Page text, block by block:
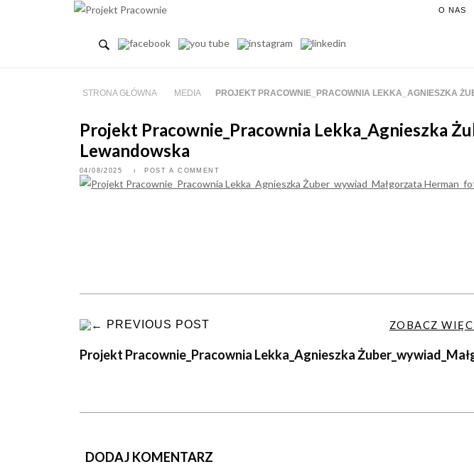
O NAS
STRONA GŁÓWNA MEDIA PROJEKT PRACOWNIE_PRACOWNIA LEKKA_AGNIESZKA
Projekt Pracownie_Pracownia Lekka_Agnieszka
Lewandowska
04/08/2025 POST A COMMENT
ZOBACZ
PREVIOUS POST
Projekt Pracownie_Pracownia Lekka_Agnieszka
DODAJ KOMENTARZ